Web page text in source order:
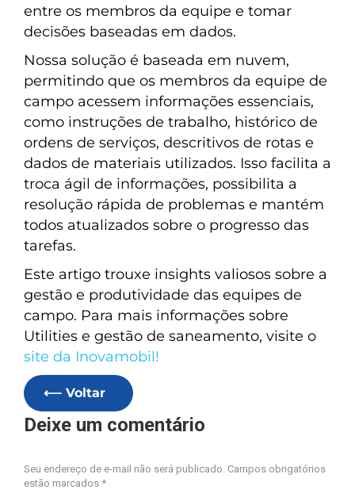
entre os membros da equipe e tomar
decisões baseadas em dados.
Nossa solução é baseada em nuvem,
permitindo que os membros da equipe de
campo acessem informações essenciais,
como instruções de trabalho, histórico de
ordens de serviços, descritivos de rotas e
dados de materiais utilizados. Isso facilita a
troca ágil de informações, possibilita a
resolução rápida de problemas e mantém
todos atualizados sobre o progresso das
tarefas.
Este artigo trouxe insights valiosos sobre a
gestão e produtividade das equipes de
campo. Para mais informações sobre
Utilities e gestão de saneamento, visite o
site da Inovamobil!
⟵ Voltar
Deixe um comentário
Seu endereço de e-mail não será publicado. Campos obrigatórios
estão marcados *